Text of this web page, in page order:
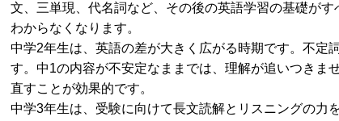
文、三単現、代名詞など、その後の英語学習の基礎が
わからなくなります。
中学2年生は、英語の差が大きく広がる時期です。不定
す。中1の内容が不安定なままでは、理解が追いつきま
直すことが効果的です。
中学3年生は、受験に向けて長文読解とリスニングの力